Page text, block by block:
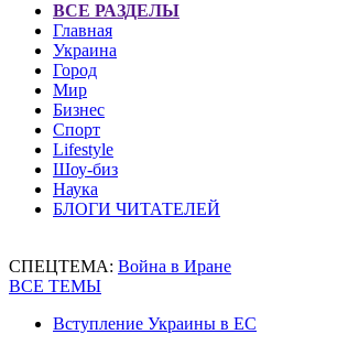
ВСЕ РАЗДЕЛЫ
Главная
Украина
Город
Мир
Бизнес
Спорт
Lifestyle
Шоу-биз
Наука
БЛОГИ ЧИТАТЕЛЕЙ
СПЕЦТЕМА: Война в Иране
ВСЕ ТЕМЫ
Вступление Украины в ЕС